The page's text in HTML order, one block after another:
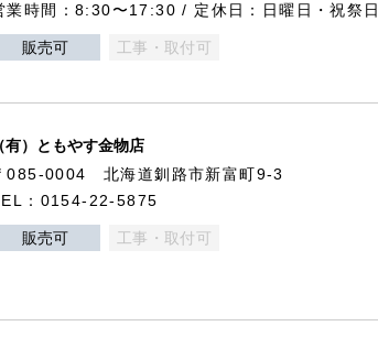
業時間：8:30〜17:30 / 定休日：日曜日・祝祭日
販売可 工事・取付可
有）ともやす金物店
085-0004 北海道釧路市新富町9-3
：0154-22-5875
販売可 工事・取付可